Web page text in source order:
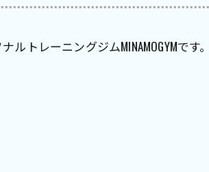
ルトレーニングジムMINAMOGYMです